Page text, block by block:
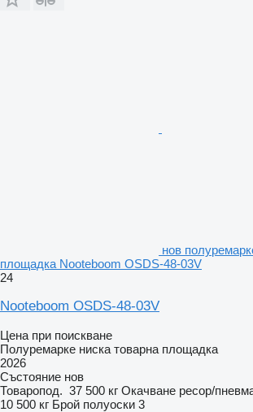
нов
площадка Nooteboom OSDS-48-03V
24
Nooteboom OSDS-48-03V
Цена при поискване
Полуремарке ниска товарна площадка
2026
Състояние нов
Товаропод. 37 500 кг Окачване ресор/
10 500 кг Брой полуоски 3